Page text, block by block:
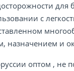
для
с
назначением и
оптом , не